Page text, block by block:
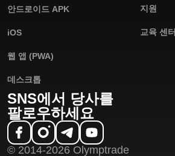
안드로이드 APK
iOS
웹 앱 (PWA)
데스크톱
지원
교육 센터
SNS에서 당사를
팔로우하세요
© 2014-2026 Olymptrade